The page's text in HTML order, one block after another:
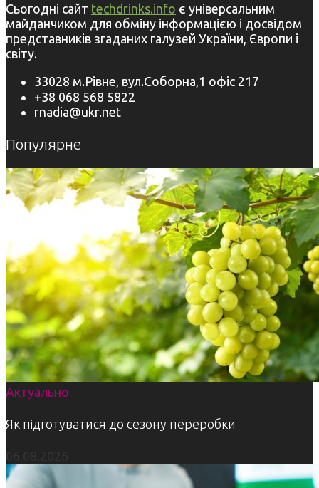
Сьогодні сайт techdrinks.info є універсальним
майданчиком для обміну інформацією і досвідом
представників згаданих галузей України, Європи і
світу.
33028 м.Рівне, вул.Соборна,1 офіс 217
+38 068 568 5822
rnadia@ukr.net
Популярне
Актуально
Як підготуватися до сезону переробки